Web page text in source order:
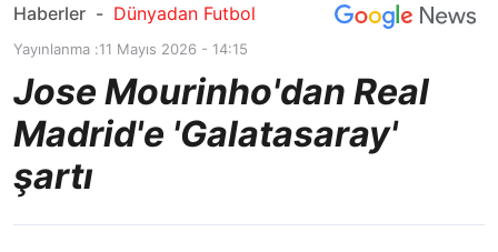
Haberler - Dünyadan Futbol
Yayınlanma :11 Mayıs 2026 - 14:15
Jose Mourinho'dan Real
Madrid'e 'Galatasaray'
şartı